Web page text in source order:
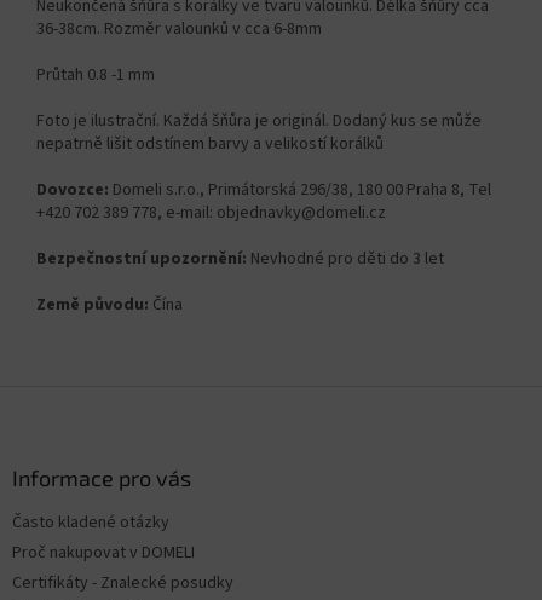
Neukončená šňůra s korálky ve tvaru valounků. Délka šňůry cca
36-38cm. Rozměr valounků v cca 6-8mm
Průtah 0.8 -1 mm
Foto je ilustrační. Každá šňůra je originál. Dodaný kus se může
nepatrně lišit odstínem barvy a velikostí korálků
Dovozce: Domeli s.r.o., Primátorská 296/38, 180 00 Praha 8, Tel
+420 702 389 778, e-mail: objednavky@domeli.cz
Bezpečnostní upozornění: Nevhodné pro děti do 3 let
Země původu: Čína
Informace pro vás
Často kladené otázky
Proč nakupovat v DOMELI
Certifikáty - Znalecké posudky